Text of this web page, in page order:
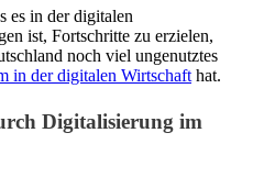
es in der digitalen
ist, Fortschritte zu erzielen,
noch viel ungenutztes
in der digitalen Wirtschaft hat.
Digitalisierung im